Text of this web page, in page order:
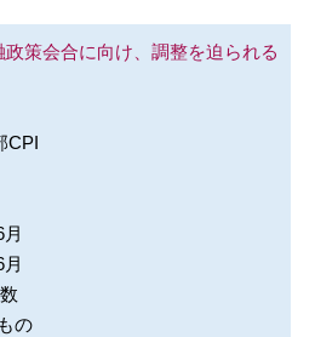
策会合に向け、調整を迫られる
CPI
の